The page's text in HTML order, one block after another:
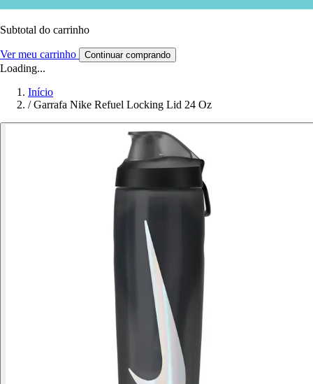
Subtotal do carrinho
Ver meu carrinho Continuar comprando
Loading...
Início
/ Garrafa Nike Refuel Locking Lid 24 Oz